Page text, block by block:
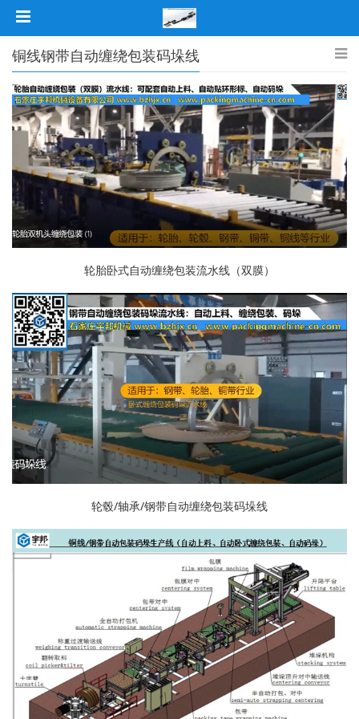
铜线钢带自动缠绕包装码垛线
轮胎卧式自动缠绕包装流水线（双膜）
轮毂/轴承/钢带自动缠绕包装码垛线